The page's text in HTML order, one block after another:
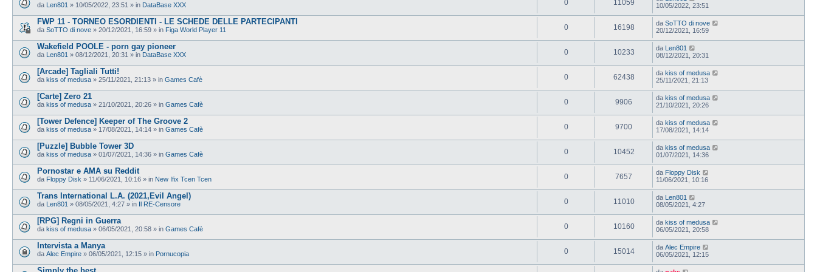
da Len801 » 10/05/2022, 23:51 » in DataBase XXX 0 11059
10/05/2022, 23:51
FWP 11 - TORNEO ESORDIENTI - LE SCHEDE DELLE PARTECIPANTI
da SoTTO di nove » 20/12/2021, 16:59 » in Figa World Player 11 0 16198 da SoTTO di nove
20/12/2021, 16:59
Wakefield POOLE - porn gay pioneer
da Len801 » 08/12/2021, 20:31 » in DataBase XXX 0 10233 da Len801
08/12/2021, 20:31
[Arcade] Tagliali Tutti!
da kiss of medusa » 25/11/2021, 21:13 » in Games Cafè 0 62438 da kiss of medusa
25/11/2021, 21:13
[Carte] Zero 21
da kiss of medusa » 21/10/2021, 20:26 » in Games Cafè 0 9906 da kiss of medusa
21/10/2021, 20:26
[Tower Defence] Keeper of The Groove 2
da kiss of medusa » 17/08/2021, 14:14 » in Games Cafè 0 9700 da kiss of medusa
17/08/2021, 14:14
[Puzzle] Bubble Tower 3D
da kiss of medusa » 01/07/2021, 14:36 » in Games Cafè 0 10452 da kiss of medusa
01/07/2021, 14:36
Pornostar e AMA su Reddit
da Floppy Disk » 11/06/2021, 10:16 » in New Ifix Tcen Tcen 0 7657 da Floppy Disk
11/06/2021, 10:16
Trans International L.A. (2021,Evil Angel)
da Len801 » 08/05/2021, 4:27 » in Il RE-Censore 0 11010 da Len801
08/05/2021, 4:27
[RPG] Regni in Guerra
da kiss of medusa » 06/05/2021, 20:58 » in Games Cafè 0 10160 da kiss of medusa
06/05/2021, 20:58
Intervista a Manya
da Alec Empire » 06/05/2021, 12:15 » in Pornucopia 0 15014 da Alec Empire
06/05/2021, 12:15
Simply the best